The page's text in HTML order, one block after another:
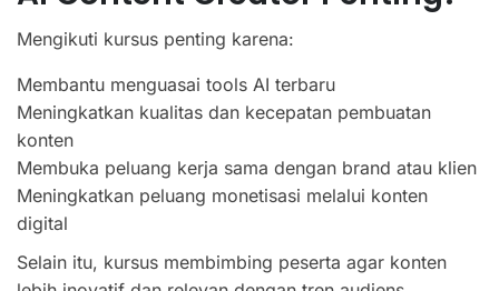
Mengikuti kursus penting karena:
Membantu menguasai tools AI terbaru
Meningkatkan kualitas dan kecepatan pembuatan
konten
Membuka peluang kerja sama dengan brand atau klien
Meningkatkan peluang monetisasi melalui konten
digital
Selain itu, kursus membimbing peserta agar konten